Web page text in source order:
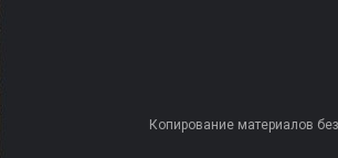
Копирование материалов